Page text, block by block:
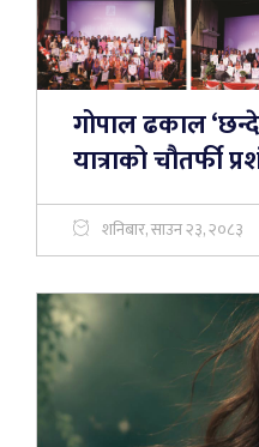
गोपाल ढकाल
यात्राको चौतर्फी
शनिबार, साउन २३, २०८३